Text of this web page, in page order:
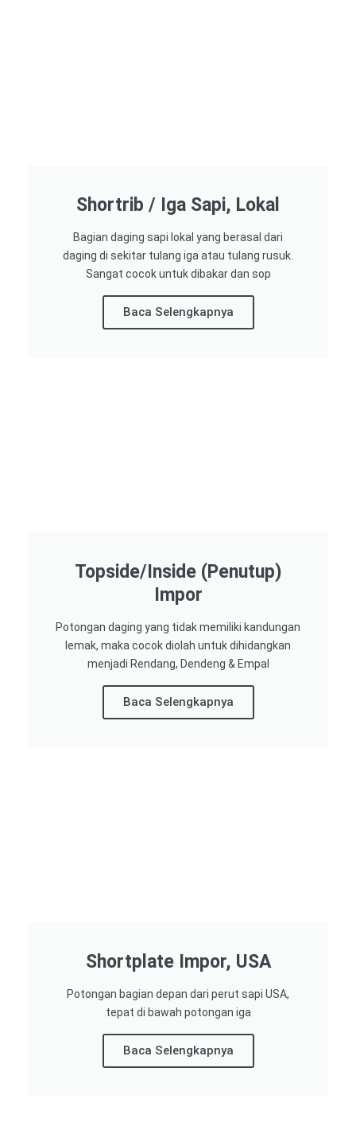
Shortrib / Iga Sapi, Lokal
Bagian daging sapi lokal yang berasal dari
daging di sekitar tulang iga atau tulang rusuk.
Sangat cocok untuk dibakar dan sop
Baca Selengkapnya
Topside/Inside (Penutup)
Impor​
Potongan daging yang tidak memiliki kandungan
lemak, maka cocok diolah untuk dihidangkan
menjadi Rendang, Dendeng & Empal
Baca Selengkapnya
Shortplate Impor, USA
Potongan bagian depan dari perut sapi USA,
tepat di bawah potongan iga
Baca Selengkapnya